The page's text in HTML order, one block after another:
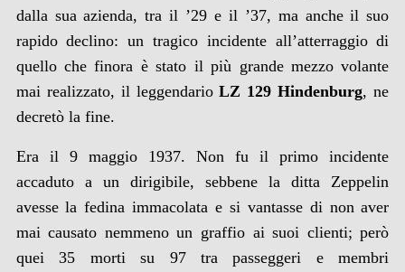
dalla sua azienda, tra il ’29 e il ’37, ma anche il suo
rapido declino: un tragico incidente all’atterraggio di
quello che finora è stato il più grande mezzo volante
mai realizzato, il leggendarioLZ 129 Hindenburg, ne
decretò la fine.
Era il 9 maggio 1937. Non fu il primo incidente
accaduto a un dirigibile, sebbene la ditta Zeppelin
avesse la fedina immacolata e si vantasse di non aver
mai causato nemmeno un graffio ai suoi clienti; però
quei 35 morti su 97 tra passeggeri e membri